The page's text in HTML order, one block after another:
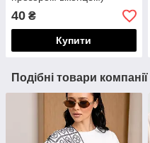
100005
40 ₴
Купити
Подібні товари компанії